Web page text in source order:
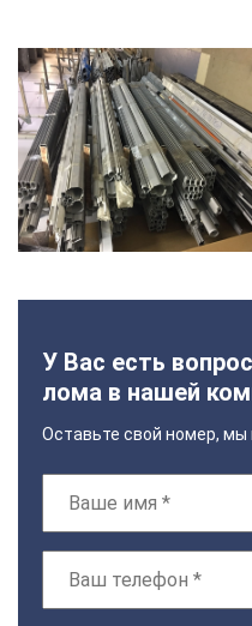
У Вас есть
лома в нашей
Оставьте свой номер, мы